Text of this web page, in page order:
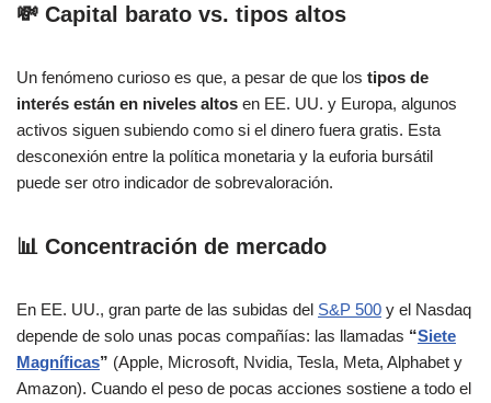
💸 Capital barato vs. tipos altos
Un fenómeno curioso es que, a pesar de que los tipos de
interés están en niveles altos en EE. UU. y Europa, algunos
activos siguen subiendo como si el dinero fuera gratis. Esta
desconexión entre la política monetaria y la euforia bursátil
puede ser otro indicador de sobrevaloración.
📊 Concentración de mercado
En EE. UU., gran parte de las subidas del S&P 500 y el Nasdaq
depende de solo unas pocas compañías: las llamadas “Siete
Magníficas” (Apple, Microsoft, Nvidia, Tesla, Meta, Alphabet y
Amazon). Cuando el peso de pocas acciones sostiene a todo el